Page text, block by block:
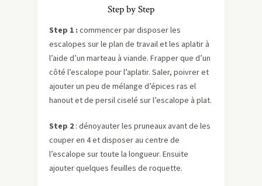
Step by Step
Step 1 : commencer par disposer les
escalopes sur le plan de travail et les aplatir à
l’aide d’un marteau à viande. Frapper que d’un
côté l’escalope pour l’aplatir. Saler, poivrer et
ajouter un peu de mélange d’épices ras el
hanout et de persil ciselé sur l’escalope à plat.
Step 2 : dénoyauter les pruneaux avant de les
couper en 4 et disposer au centre de
l’escalope sur toute la longueur. Ensuite
ajouter quelques feuilles de roquette.